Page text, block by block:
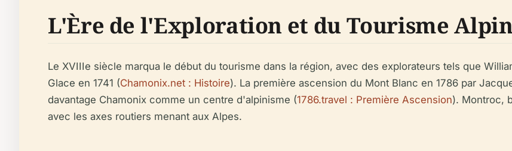
L'Ère de l'Exploration et du Tourisme Alpin
Le XVIIIe siècle marqua le début du tourisme dans la région, avec des explorateurs tels que
Glace en 1741 (Chamonix.net : Histoire). La première ascension du Mont Blanc en 1786 par
davantage Chamonix comme un centre d'alpinisme (1786.travel : Première Ascension). Montroc,
avec les axes routiers menant aux Alpes.